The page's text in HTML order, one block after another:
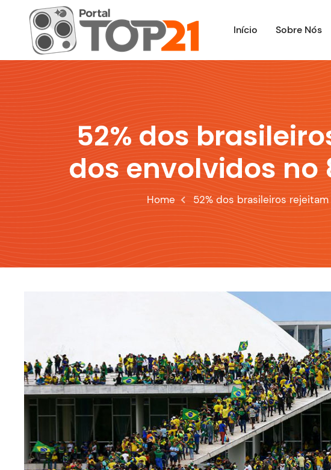
content
Início Sobre Nós
52% dos
dos envolvidos no
Home 52% dos brasileiros